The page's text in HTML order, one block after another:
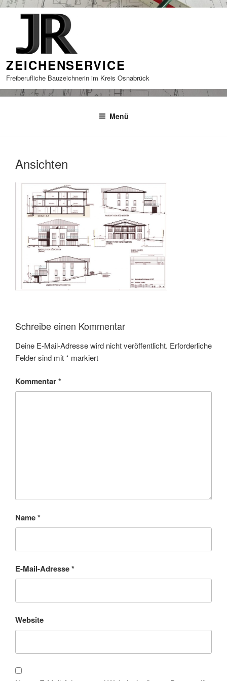
Zum
ZEICHENSERVICE
Freiberufliche Bauzeichnerin im Kreis Osnabrück
Menü
Ansichten
Schreibe einen Kommentar
Deine E-Mail-Adresse wird nicht veröffentlicht. Erforderliche
Felder sind mit* markiert
Kommentar*
Name*
E-Mail-Adresse*
Website